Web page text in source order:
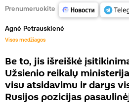
Prenumeruokite
Agnė Petrauskienė
Visos medžiagos
Be to, jis išreiškė
Užsienio reikalų
visu atsidavimu ir darys
Rusijos pozicijas